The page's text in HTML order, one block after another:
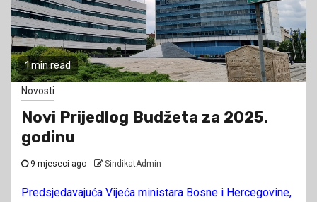
1 min read
Novosti
Novi Prijedlog Budžeta za 2025.
godinu
9 mjeseci ago SindikatAdmin
Predsjedavajuća Vijeća ministara Bosne i Hercegovine,